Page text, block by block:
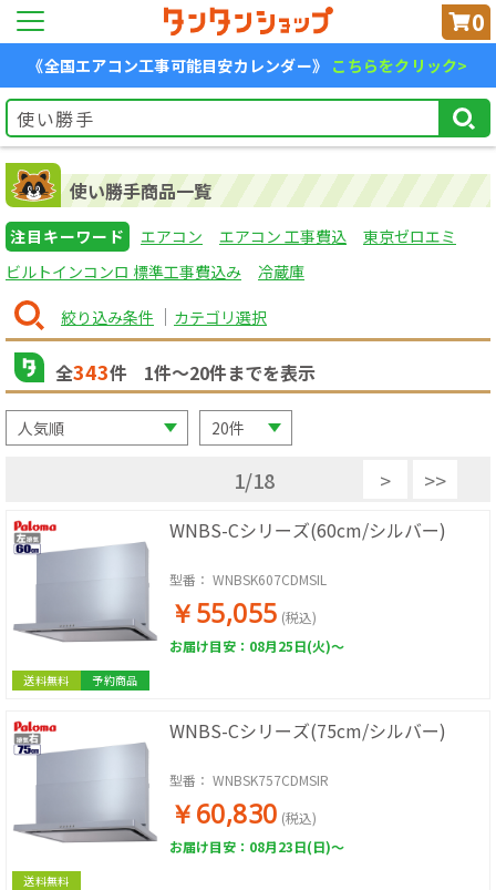
0
《全国エアコン工事可能目安カレンダー》 こちらをクリック>
使い勝手商品一覧
注目キーワード エアコン エアコン 工事費込
東京ゼロエミ
ビルトインコンロ 標準工事費込み
冷蔵庫
絞り込み条件 カテゴリ選択
全343件 1件〜20件までを表示
1/18 > >>
送料無料 予約商品
WNBS-Cシリーズ(60cm/シルバー)
型番： WNBSK607CDMSIL
￥55,055 (税込)
お届け目安：08月25日(火)～
送料無料
WNBS-Cシリーズ(75cm/シルバー)
型番： WNBSK757CDMSIR
￥60,830 (税込)
お届け目安：08月23日(日)～